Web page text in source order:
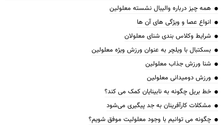
همه چیز درباره والیبال نشسته معلولین
انواع عصا و ویژگی های آن ها
شرایط وکلاس بندی شنای معلولان
بسکتبال با ویلچر به عنوان ورزش ویژه معلولین
شنا ورزش جذاب معلولین
ورزش دومیدانی معلولین
خط بریل چگونه به نابینایان کمک می کند؟
مشکلات کارآفرینان به جد پیگیری می‌شود
چگونه می توانیم با وجود معلولیت موفق شویم؟